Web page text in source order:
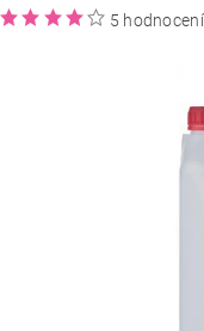
5 hodnocení